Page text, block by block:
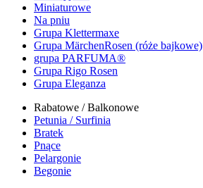
Miniaturowe
Na pniu
Grupa Klettermaxe
Grupa MärchenRosen (róże bajkowe)
grupa PARFUMA®
Grupa Rigo Rosen
Grupa Eleganza
Rabatowe / Balkonowe
Petunia / Surfinia
Bratek
Pnące
Pelargonie
Begonie